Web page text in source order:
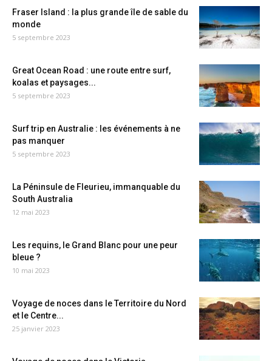
Fraser Island : la plus grande île de sable du
monde
5 septembre 2023
Great Ocean Road : une route entre surf,
koalas et paysages...
5 septembre 2023
Surf trip en Australie : les événements à ne
pas manquer
5 septembre 2023
La Péninsule de Fleurieu, immanquable du
South Australia
12 mai 2023
Les requins, le Grand Blanc pour une peur
bleue ?
10 mai 2023
Voyage de noces dans le Territoire du Nord
et le Centre...
25 janvier 2023